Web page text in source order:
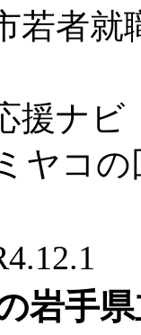
者就
援ナビ
ヤコの
岩手